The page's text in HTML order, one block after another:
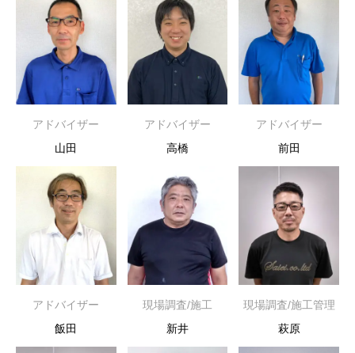
アドバイザー
山田
アドバイザー
高橋
アドバイザー
前田
アドバイザー
飯田
現場調査/施工
新井
現場調査/施工管理
萩原